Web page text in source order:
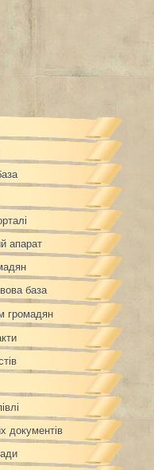
апарат
база
громадян
документів